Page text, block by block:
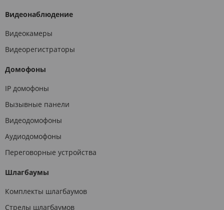
Видеонаблюдение
Видеокамеры
Видеорегистраторы
Домофоны
IP домофоны
Вызывные панели
Видеодомофоны
Аудиодомофоны
Переговорные устройства
Шлагбаумы
Комплекты шлагбаумов
Стрелы шлагбаумов